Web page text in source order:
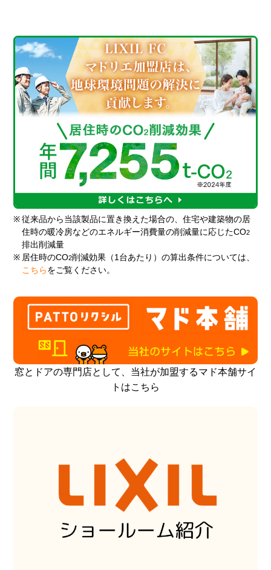
※ 従来品から当該製品に置き換えた場合の、住宅や建築物の居
住時の暖冷房などのエネルギー消費量の削減量に応じたCO2
排出削減量
※ 居住時のCO2削減効果（1台あたり）の算出条件については、
こちら をご覧ください。
窓とドアの専門店として、当社が加盟するマド本舗サイ
トはこちら